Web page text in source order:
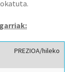
PREZIOA/hileko